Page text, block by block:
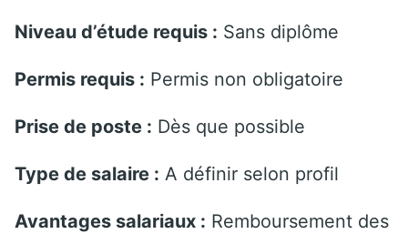
Niveau d’étude requis : Sans diplôme
Permis requis : Permis non obligatoire
Prise de poste : Dès que possible
Type de salaire : A définir selon profil
Avantages salariaux : Remboursement des